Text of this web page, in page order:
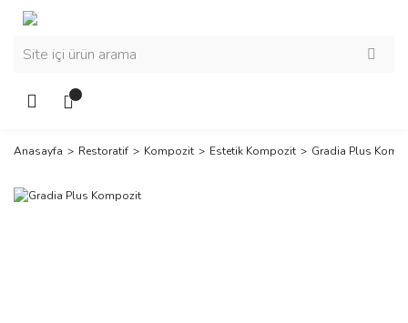
Anasayfa Restoratif Kompozit Estetik Kompozit Gradia Plus